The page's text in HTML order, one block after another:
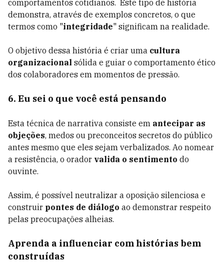
comportamentos cotidianos. Este tipo de história
demonstra, através de exemplos concretos, o que
termos como "integridade" significam na realidade.
O objetivo dessa história é criar uma cultura
organizacional sólida e guiar o comportamento ético
dos colaboradores em momentos de pressão.
6. Eu sei o que você está pensando
Esta técnica de narrativa consiste em antecipar as
objeções, medos ou preconceitos secretos do público
antes mesmo que eles sejam verbalizados. Ao nomear
a resistência, o orador valida o sentimento do
ouvinte.
Assim, é possível neutralizar a oposição silenciosa e
construir pontes de diálogo ao demonstrar respeito
pelas preocupações alheias.
Aprenda a influenciar com histórias bem
construídas